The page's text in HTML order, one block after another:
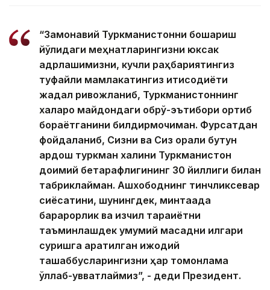
“Замонавий Туркманистонни бошқариш
йўлидаги меҳнатларингизни юксак
қадрлашимизни, кучли раҳбариятингиз
туфайли мамлакатингиз иқтисодиёти
жадал ривожланиб, Туркманистоннинг
халқаро майдондаги обрў-эътибори ортиб
бораётганини билдирмоқчиман. Фурсатдан
фойдаланиб, Сизни ва Сиз орқали бутун
қардош туркман халқини Туркманистон
доимий бетарафлигининг 30 йиллиги билан
табриклайман. Ашхободнинг тинчликсевар
сиёсатини, шунингдек, минтақада
барқарорлик ва изчил тараққиётни
таъминлашдек умумий мақсадни илгари
суришга қаратилган ижодий
ташаббусларингизни ҳар томонлама
қўллаб-қувватлаймиз”, - деди Президент.